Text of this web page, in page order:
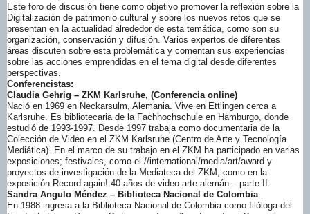
Este foro de discusión tiene como objetivo promover la reflexión sobre la
Digitalización de patrimonio cultural y sobre los nuevos retos que se
presentan en la actualidad alrededor de esta temática, como son su
organización, conservación y difusión. Varios expertos de diferentes
áreas discuten sobre esta problemática y comentan sus experiencias
sobre las acciones emprendidas en el tema digital desde diferentes
perspectivas.
Conferencistas:
Claudia Gehrig – ZKM Karlsruhe, (Conferencia online)
Nació en 1969 en Neckarsulm, Alemania. Vive en Ettlingen cerca a
Karlsruhe. Es bibliotecaria de la Fachhochschule en Hamburgo, donde
estudió de 1993-1997. Desde 1997 trabaja como documentaria de la
Colección de Video en el ZKM Karlsruhe (Centro de Arte y Tecnología
Mediática). En el marco de su trabajo en el ZKM ha participado en varias
exposiciones; festivales, como el //international/media/art/award y
proyectos de investigación de la Mediateca del ZKM, como en la
exposición Record again! 40 años de video arte alemán – parte II.
Sandra Angulo Méndez – Biblioteca Nacional de Colombia
En 1988 ingresa a la Biblioteca Nacional de Colombia como filóloga del